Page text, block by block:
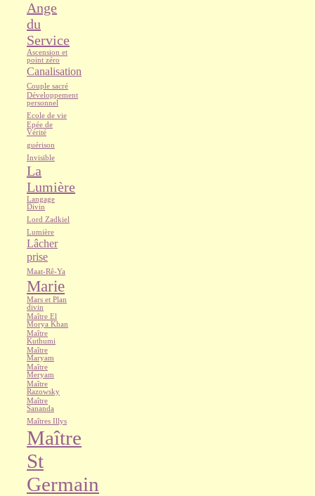
Ange
du
Service
Ascension et
point zéro
Canalisation
Couple sacré
Développement
personnel
Ecole de vie
Epée de
Vérité
guérison
Invisible
La
Lumière
Langage
Divin
Lord Zadkiel
Lumière
Lâcher
prise
Maat-Rê-Ya
Marie
Mars et Plan
divin
Maître El
Morya Khan
Maître
Kuthumi
Maître
Maryam
Maître
Meryam
Maître
Razowsky
Maître
Sananda
Maîtres Illys
Maître
St
Germain